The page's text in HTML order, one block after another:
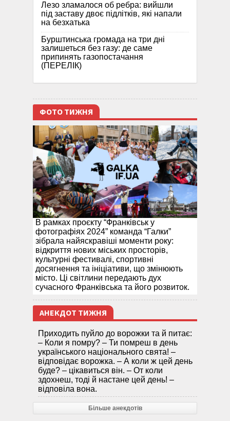
Лезо зламалося об ребра: вийшли
під заставу двоє підлітків, які напали
на безхатька
Бурштинська громада на три дні
залишеться без газу: де саме
припинять газопостачання
(ПЕРЕЛІК)
ФОТО ТИЖНЯ
В рамках проєкту “Франківськ у
фотографіях 2024” команда “Галки”
зібрала найяскравіші моменти року:
відкриття нових міських просторів,
культурні фестивалі, спортивні
досягнення та ініціативи, що змінюють
місто. Ці світлини передають дух
сучасного Франківська та його розвиток.
АНЕКДОТ ТИЖНЯ
Приходить пуйло до ворожки та й питає:
– Коли я помру? – Ти помреш в день
українського національного свята! –
відповідає ворожка. – А коли ж цей день
буде? – цікавиться він. – От коли
здохнеш, тоді й настане цей день! –
відповіла вона.
Більше анекдотів